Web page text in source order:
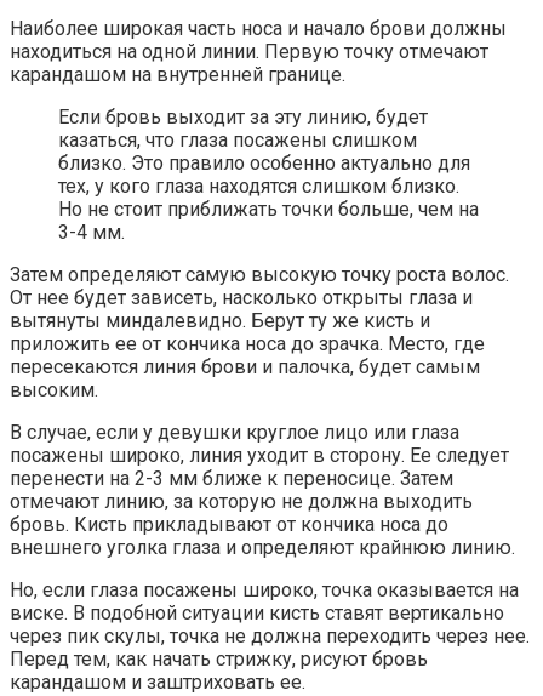
Наиболее широкая часть носа и начало брови должны
находиться на одной линии. Первую точку отмечают
карандашом на внутренней границе.
Если бровь выходит за эту линию, будет
казаться, что глаза посажены слишком
близко. Это правило особенно актуально для
тех, у кого глаза находятся слишком близко.
Но не стоит приближать точки больше, чем на
3-4 мм.
Затем определяют самую высокую точку роста волос.
От нее будет зависеть, насколько открыты глаза и
вытянуты миндалевидно. Берут ту же кисть и
приложить ее от кончика носа до зрачка. Место, где
пересекаются линия брови и палочка, будет самым
высоким.
В случае, если у девушки круглое лицо или глаза
посажены широко, линия уходит в сторону. Ее следует
перенести на 2-3 мм ближе к переносице. Затем
отмечают линию, за которую не должна выходить
бровь. Кисть прикладывают от кончика носа до
внешнего уголка глаза и определяют крайнюю линию.
Но, если глаза посажены широко, точка оказывается на
виске. В подобной ситуации кисть ставят вертикально
через пик скулы, точка не должна переходить через нее.
Перед тем, как начать стрижку, рисуют бровь
карандашом и заштриховать ее.